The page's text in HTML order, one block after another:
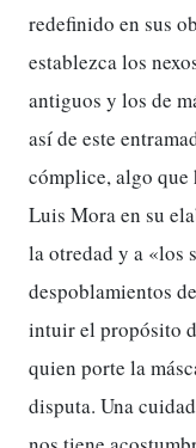
redefinido en sus
establezca los
antiguos y los de
así de este
cómplice, algo que
Luis Mora en su
la otredad y a «los
despoblamientos
intuir el propósito
quien porte la
disputa. Una